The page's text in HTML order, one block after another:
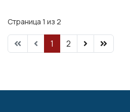
Страница 1 из 2
1 2